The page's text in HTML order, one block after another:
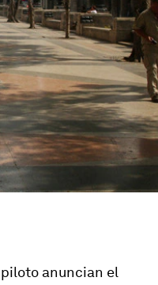
anuncian el